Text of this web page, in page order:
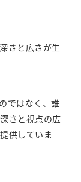
さと広さが生
ではなく、誰
さと視点の広
供していま